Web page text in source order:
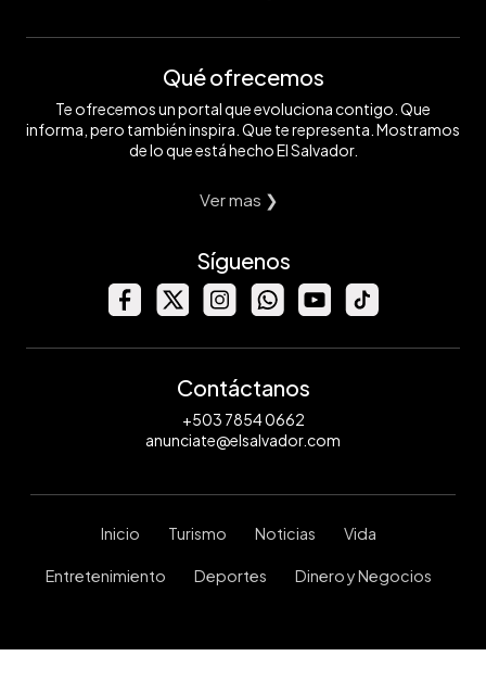
Qué ofrecemos
Te ofrecemos un portal que evoluciona contigo. Que
informa, pero también inspira. Que te representa. Mostramos
de lo que está hecho El Salvador.
Ver mas ❯
Síguenos
Contáctanos
+503 7854 0662
anunciate@elsalvador.com
Inicio Turismo Noticias Vida
Entretenimiento Deportes Dinero y Negocios